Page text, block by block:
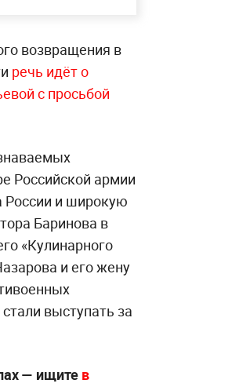
возвращения в
речь идёт о
с просьбой
Российской армии
России и широкую
Баринова в
«Кулинарного
и его жену
выступать за
— ищите в